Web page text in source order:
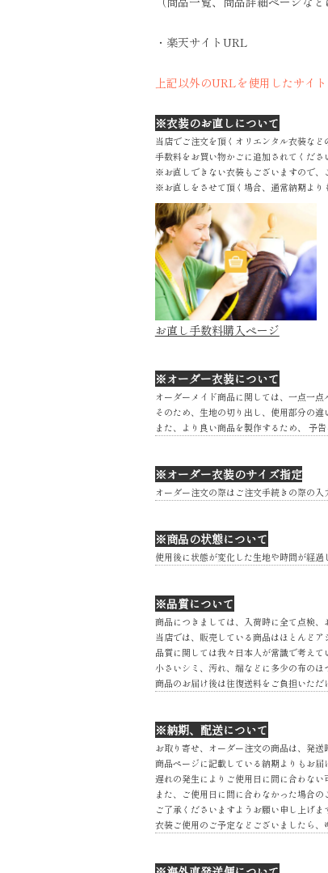
・楽天サイトURL
上記以外のURLを使用したサイ
※衣装のお直しについて
当店でご注文を頂くオリエンタル衣装な
手数料をお買い物かごに追加されてくださ
※お直しできない衣装もございますので、
※お直しをさせて頂く場合、通常納期より
お直し手数料購入ページ
※オーダー衣装について
オーダーメイド商品に関しては、一点一点
そのため、生地の切り出し、使用部分の
また、より良い商品を製作するため、 予
※オーダー衣装のサイズ指定
オーダー注文の際はご注文手続きの際の
※商品の状態について
使用後に状態が変化した生地や時間が経
※品質について
商品につきましては、入荷時に全て点検
当店では、販売している商品はほとんどア
品質に関しては我々日本人が常識で考え
小さいシミ、汚れ、端などに多少の布の
商品のお届け後は往復送料をご負担いただ
※納期、配送について
お取り寄せ、オーダー注文の商品は、発
商品ページに記載している納期よりもお届
遅れの発生によりご使用日に間に合わない
また、ご使用日に間に合わなかった場合の
ご了承くださいますようお願い申し上げま
衣装ご使用のご予定などございましたら、